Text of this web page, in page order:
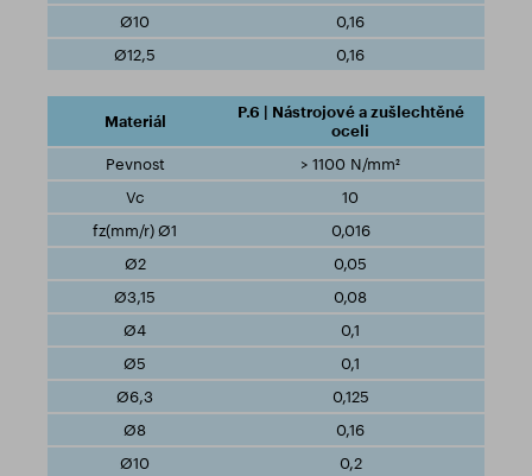
0,16
0,16
P.6 | Nástrojové a zušlechtěné
oceli
> 1100 N/mm²
10
0,016
0,05
0,08
0,1
0,1
0,125
0,16
0,2